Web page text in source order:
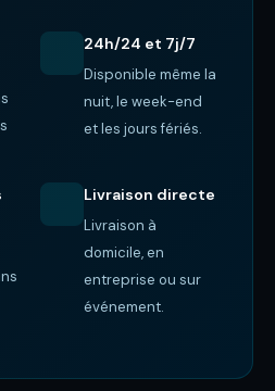
24h/24 et 7j/7
Disponible même la
nuit, le week-end
et les jours fériés.
Livraison directe
Livraison à
domicile, en
entreprise ou sur
événement.